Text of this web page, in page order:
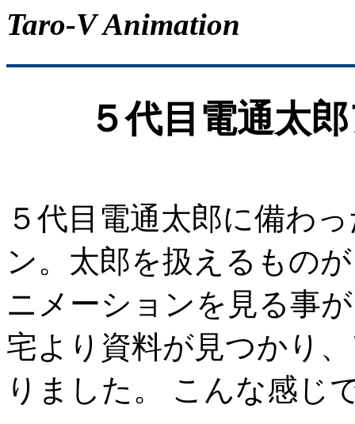
Taro-V Animation
５代目電通太
５代目電通太郎に備わ
ン。太郎を扱えるもの
ニメーションを見る事
宅より資料が見つかり
りました。 こんな感じ